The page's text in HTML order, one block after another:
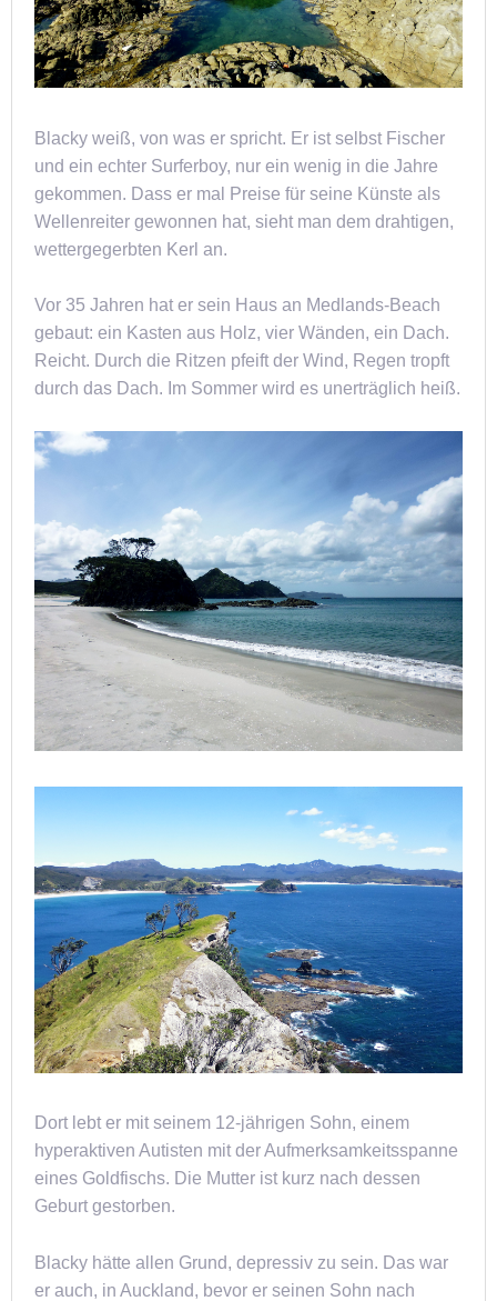
Blacky weiß, von was er spricht. Er ist selbst Fischer
und ein echter Surferboy, nur ein wenig in die Jahre
gekommen. Dass er mal Preise für seine Künste als
Wellenreiter gewonnen hat, sieht man dem drahtigen,
wettergegerbten Kerl an.
Vor 35 Jahren hat er sein Haus an Medlands-Beach
gebaut: ein Kasten aus Holz, vier Wänden, ein Dach.
Reicht. Durch die Ritzen pfeift der Wind, Regen tropft
durch das Dach. Im Sommer wird es unerträglich heiß.
Dort lebt er mit seinem 12-jährigen Sohn, einem
hyperaktiven Autisten mit der Aufmerksamkeitsspanne
eines Goldfischs. Die Mutter ist kurz nach dessen
Geburt gestorben.
Blacky hätte allen Grund, depressiv zu sein. Das war
er auch, in Auckland, bevor er seinen Sohn nach